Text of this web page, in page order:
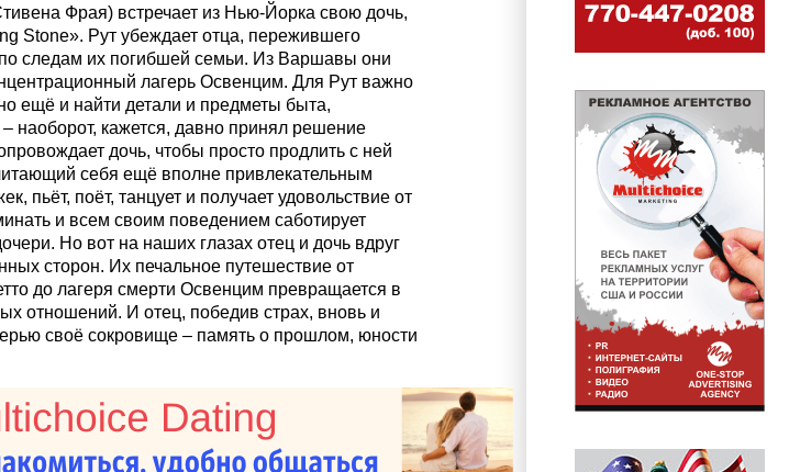
Фрая) встречает из Нью-Йорка свою дочь,
Stone». Рут убеждает отца, пережившего
следам их погибшей семьи. Из Варшавы они
лагерь Освенцим. Для Рут важно
ещё и найти детали и предметы быта,
наоборот, кажется, давно принял решение
дочь, чтобы просто продлить с ней
себя ещё вполне привлекательным
пьёт, поёт, танцует и получает удовольствие от
и всем своим поведением саботирует
Но вот на наших глазах отец и дочь вдруг
сторон. Их печальное путешествие от
до лагеря смерти Освенцим превращается в
отношений. И отец, победив страх, вновь и
своё сокровище – память о прошлом, юности